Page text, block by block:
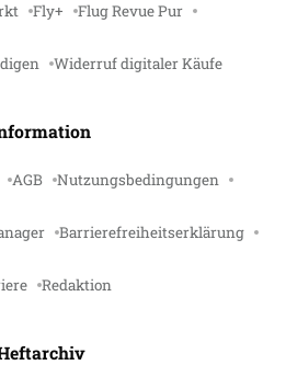
Fly+ Flug Revue Pur
Widerruf digitaler Käufe
AGB Nutzungsbedingungen
Barrierefreiheitserklärung
Redaktion